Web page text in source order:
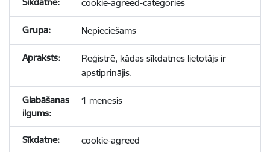
cookie-agreed-categories
Nepieciešams
Reģistrē, kādas sīkdatnes lietotājs ir
apstiprinājis.
1 mēnesis
cookie-agreed